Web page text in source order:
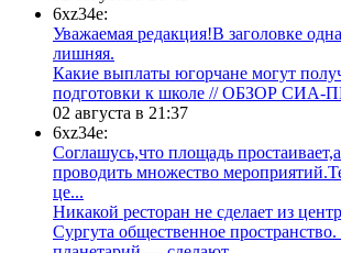
6xz34e:
Уважаемая редакция!В заголовке
лишняя.
Какие выплаты югорчане могут
подготовки к школе // ОБЗОР СИА-
02 августа в 21:37
6xz34e:
Соглашусь,что площадь
проводить множество
це...
​Никакой ресторан не сделает из
Сургута общественное